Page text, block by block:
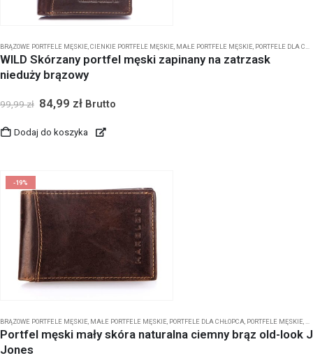
BRĄZOWE PORTFELE MĘSKIE CIENKIE PORTFELE MĘSKIE MAŁE PORTFELE MĘSKIE PORTFELE DLA CHŁOPCA
WILD Skórzany portfel męski zapinany na zatrzask
nieduży brązowy
99,99zł 84,99 zł Brutto
Dodaj do koszyka
-19%
BRĄZOWE PORTFELE MĘSKIE MAŁE PORTFELE MĘSKIE PORTFELE DLA CHŁOPCA PORTFELE MĘSKIE
Portfel męski mały skóra naturalna ciemny brąz old-look J
Jones